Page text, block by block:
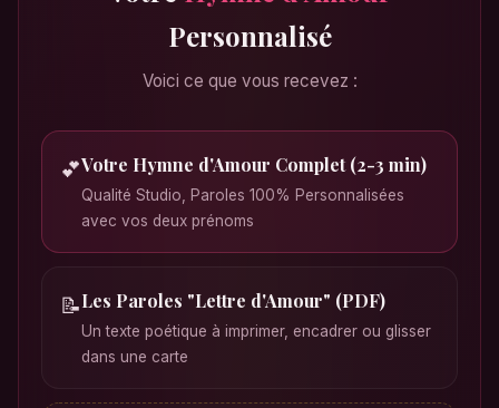
Personnalisé
Voici ce que vous recevez :
💕Votre Hymne d'Amour Complet (2-3 min)
Qualité Studio, Paroles 100% Personnalisées
avec vos deux prénoms
📝Les Paroles "Lettre d'Amour" (PDF)
Un texte poétique à imprimer, encadrer ou glisser
dans une carte